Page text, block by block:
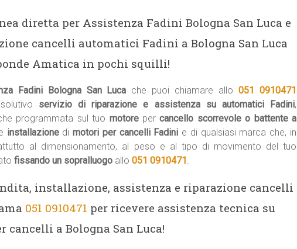
diretta per Assistenza Fadini Bologna San Luca e
cancelli automatici Fadini a Bologna San Luca
Amatica in pochi squilli!
Fadini Bologna San Luca che puoi chiamare allo051 0910471
servizio di riparazione e assistenza su automatici Fadini,
programmata sul tuo motorepercancello scorrevole o battente a
installazionedimotori per cancelli Fadini e di qualsiasi marca che, in
al dimensionamento, al peso e al tipo di movimento del tuo
fissando un sopralluogo allo 051 0910471.
installazione, assistenza e riparazione cancelli
051 0910471 per ricevere assistenza tecnica su
a Bologna San Luca!